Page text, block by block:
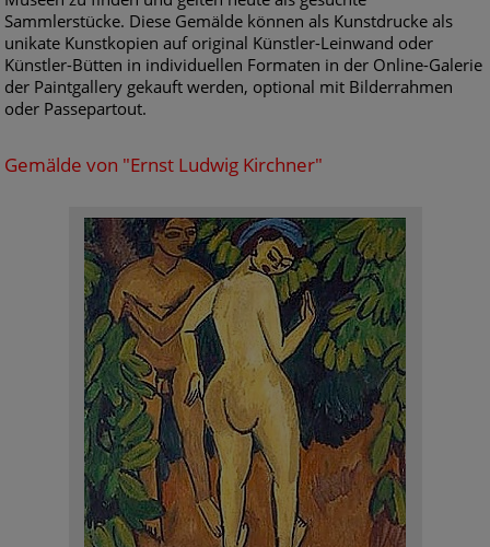
Sammlerstücke. Diese Gemälde können als Kunstdrucke als
unikate Kunstkopien auf original Künstler-Leinwand oder
Künstler-Bütten in individuellen Formaten in der Online-Galerie
der Paintgallery gekauft werden, optional mit Bilderrahmen
oder Passepartout.
Gemälde von "Ernst Ludwig Kirchner"